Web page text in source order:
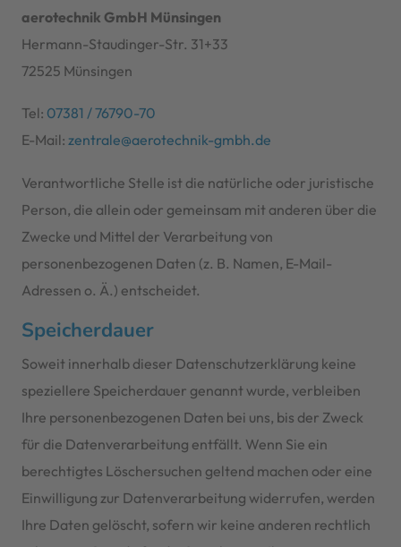
aerotechnik GmbH Münsingen
Hermann-Staudinger-Str. 31+33
72525 Münsingen
Tel: 07381 / 76790-70
E-Mail: zentrale@aerotechnik-gmbh.de
Verantwortliche Stelle ist die natürliche oder juristische
Person, die allein oder gemeinsam mit anderen über die
Zwecke und Mittel der Verarbeitung von
personenbezogenen Daten (z. B. Namen, E-Mail-
Adressen o. Ä.) entscheidet.
Speicherdauer
Soweit innerhalb dieser Datenschutzerklärung keine
speziellere Speicherdauer genannt wurde, verbleiben
Ihre personenbezogenen Daten bei uns, bis der Zweck
für die Datenverarbeitung entfällt. Wenn Sie ein
berechtigtes Löschersuchen geltend machen oder eine
Einwilligung zur Datenverarbeitung widerrufen, werden
Ihre Daten gelöscht, sofern wir keine anderen rechtlich